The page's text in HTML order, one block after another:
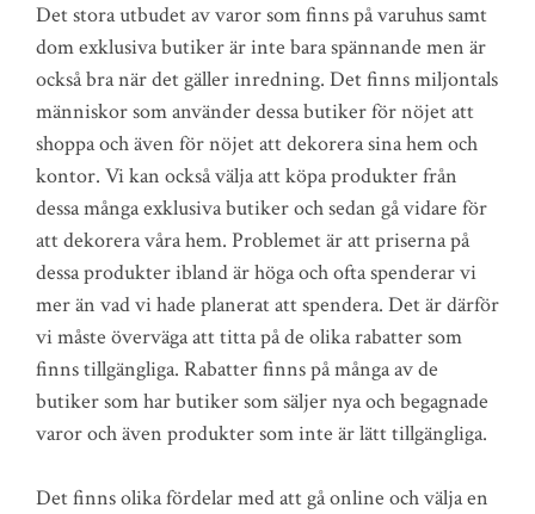
Det stora utbudet av varor som finns på varuhus samt
dom exklusiva butiker är inte bara spännande men är
också bra när det gäller inredning. Det finns miljontals
människor som använder dessa butiker för nöjet att
shoppa och även för nöjet att dekorera sina hem och
kontor. Vi kan också välja att köpa produkter från
dessa många exklusiva butiker och sedan gå vidare för
att dekorera våra hem. Problemet är att priserna på
dessa produkter ibland är höga och ofta spenderar vi
mer än vad vi hade planerat att spendera. Det är därför
vi måste överväga att titta på de olika rabatter som
finns tillgängliga. Rabatter finns på många av de
butiker som har butiker som säljer nya och begagnade
varor och även produkter som inte är lätt tillgängliga.
Det finns olika fördelar med att gå online och välja en